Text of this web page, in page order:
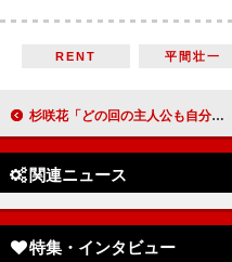
RENT 平間壮一
杉咲花「どの回の主人公も自分のような気がするし、自分ではない気もしてくる」気鋭の映画監督たちとのタッグで、本人役に挑戦「杉咲花の撮休」【インタビュー】
関連ニュース
特集・インタビュー